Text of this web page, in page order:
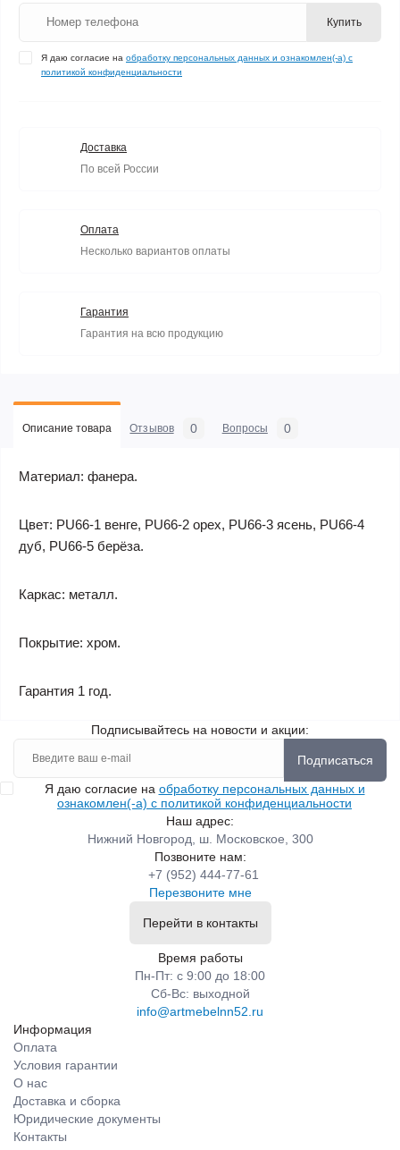
Купить
Я даю согласие на обработку персональных данных и ознакомлен(-а) с
политикой конфиденциальности
Доставка
По всей России
Оплата
Несколько вариантов оплаты
Гарантия
Гарантия на всю продукцию
Описание товара Отзывов 0 Вопросы 0
Материал: фанера.
Цвет: PU66-1 венге, PU66-2 орех, PU66-3 ясень, PU66-4
дуб, PU66-5 берёза.
Каркас: металл.
Покрытие: хром.
Гарантия 1 год.
Подписывайтесь на новости и акции:
Подписаться
Я даю согласие на обработку персональных данных и
ознакомлен(-а) с политикой конфиденциальности
Наш адрес:
Нижний Новгород, ш. Московское, 300
Позвоните нам:
+7 (952) 444-77-61
Перезвоните мне
Перейти в контакты
Время работы
Пн-Пт: с 9:00 до 18:00
Сб-Вс: выходной
info@artmebelnn52.ru
Информация
Оплата
Условия гарантии
О нас
Доставка и сборка
Юридические документы
Контакты